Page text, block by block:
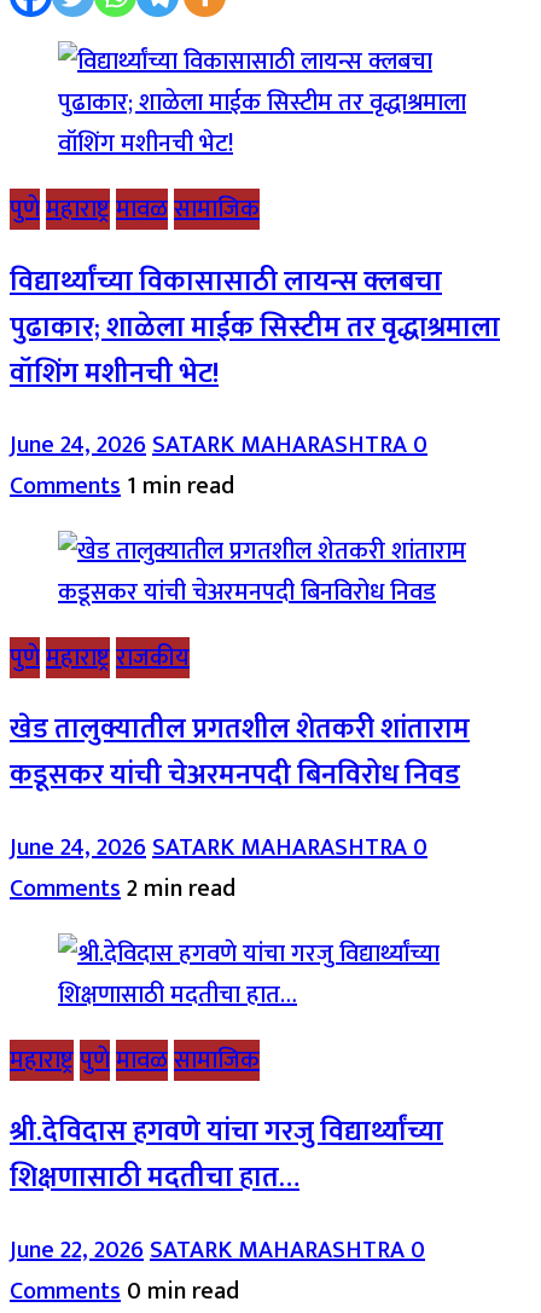
पुणेमहाराष्ट्रमावळसामाजिक
विद्यार्थ्यांच्या विकासासाठी लायन्स क्लबचा
पुढाकार; शाळेला माईक सिस्टीम तर वृद्धाश्रमाला
वॉशिंग मशीनची भेट!
June 24, 2026SATARK MAHARASHTRA0
Comments1 min read
पुणेमहाराष्ट्रराजकीय
खेड तालुक्यातील प्रगतशील शेतकरी शांताराम
कडूसकर यांची चेअरमनपदी बिनविरोध निवड
June 24, 2026SATARK MAHARASHTRA0
Comments2 min read
महाराष्ट्रपुणेमावळसामाजिक
श्री.देविदास हगवणे यांचा गरजु विद्यार्थ्यांच्या
शिक्षणासाठी मदतीचा हात…
June 22, 2026SATARK MAHARASHTRA0
Comments0 min read